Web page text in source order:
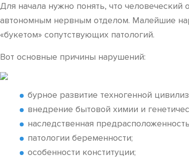
Для начала нужно понять, что
автономным нервным отделом. Малейшие
«букетом» сопутствующих патологий.
Вот основные причины нарушений:
бурное развитие техногенной
внедрение бытовой химии и
наследственная
патологии беременности;
особенности конституции;